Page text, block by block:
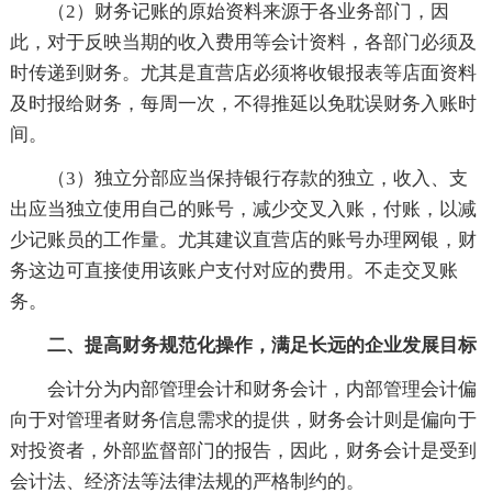
（2）财务记账的原始资料来源于各业务部门，因
此，对于反映当期的收入费用等会计资料，各部门必须及
时传递到财务。尤其是直营店必须将收银报表等店面资料
及时报给财务，每周一次，不得推延以免耽误财务入账时
间。
（3）独立分部应当保持银行存款的独立，收入、支
出应当独立使用自己的账号，减少交叉入账，付账，以减
少记账员的工作量。尤其建议直营店的账号办理网银，财
务这边可直接使用该账户支付对应的费用。不走交叉账
务。
二、提高财务规范化操作，满足长远的企业发展目标
会计分为内部管理会计和财务会计，内部管理会计偏
向于对管理者财务信息需求的提供，财务会计则是偏向于
对投资者，外部监督部门的报告，因此，财务会计是受到
会计法、经济法等法律法规的严格制约的。